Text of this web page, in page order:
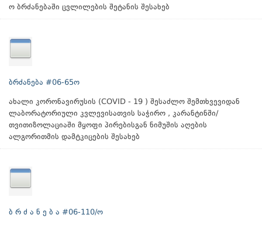
ო ბრძანებაში ცვლილების შეტანის შესახებ
ბრძანება #06-65ო
ახალი კორონავირუსის (COVID - 19 ) შესაძლო შემთხვევიდან
ლაბორატორიული კვლევისათვის საჭირო , კარანტინში/
თვითიზოლაციაში მყოფი პირებისგან ნიმუშის აღების
ალგორითმის დამტკიცების შესახებ
ბ რ ძ ა ნ ე ბ ა #06-110/ო